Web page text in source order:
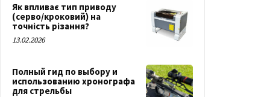
Як впливає тип приводу
(серво/кроковий) на
точність різання?
13.02.2026
Полный гид по выбору и
использованию хронографа
для стрельбы